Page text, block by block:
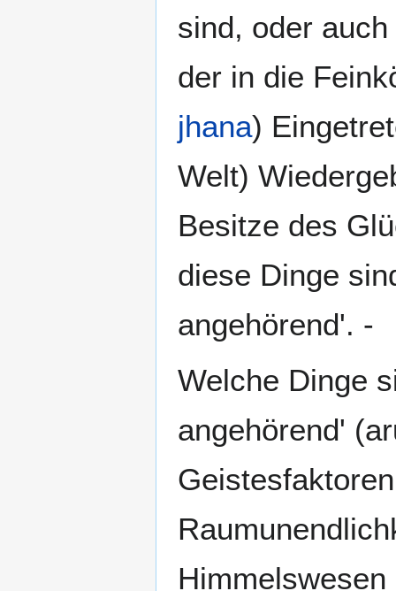
sind, oder
der in die
jhana)
Welt)
Besitze des
diese Dinge
angehörend'. -
Welche Dinge
angehörend'